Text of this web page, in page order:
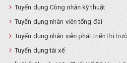
Tuyển dụng Công nhân kỹ thuật
Tuyển dụng nhân viên tổng đài
Tuyển dụng nhân viên phát triển thị
Tuyển dụng tài xế